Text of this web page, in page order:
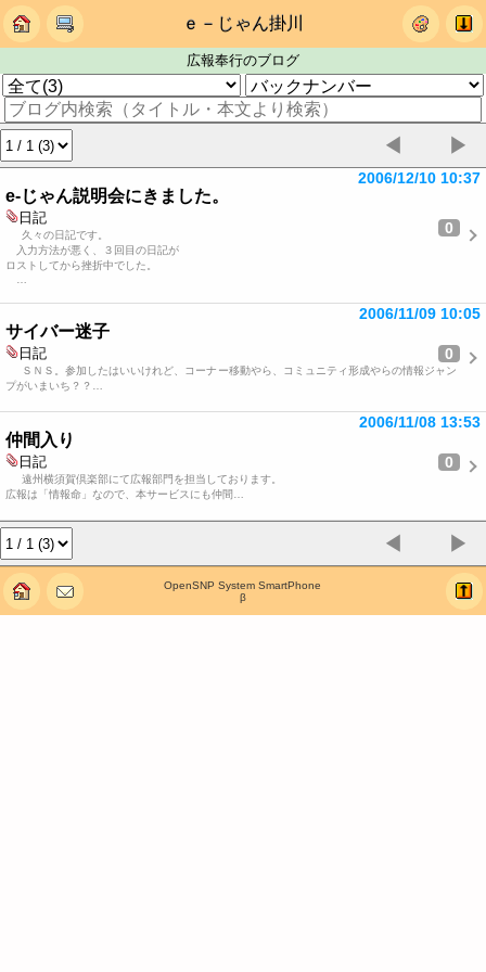
ｅ－じゃん掛川
広報奉行のブログ
◀ ▶
e-じゃん説明会にきました。
2006/12/10 10:37
日記
0
久々の日記です。
入力方法が悪く、３回目の日記が
ロストしてから挫折中でした。
サイバー迷子
2006/11/09 10:05
日記 0
ＳＮＳ。参加したはいいけれど、コーナー移動やら、コミュニティ形成やらの情報ジャン
プがいまいち？？…
仲間入り
2006/11/08 13:53
日記 0
遠州横須賀倶楽部にて広報部門を担当しております。
広報は「情報命」なので、本サービスにも仲間…
◀ ▶
OpenSNP System SmartPhone
β